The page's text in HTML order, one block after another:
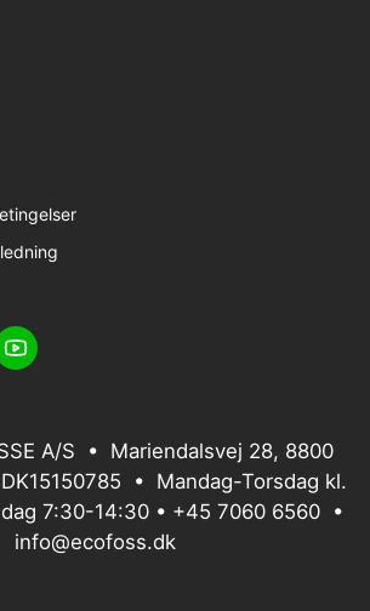
A/S • Mariendalsvej 28, 8800
• Mandag-Torsdag kl.
7:30-14:30 • +45 7060 6560 •
info@ecofoss.dk